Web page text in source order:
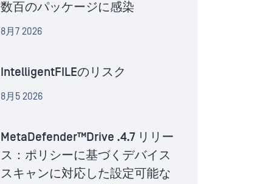
数百のパッケージに感染
8月7 2026
IntelligentFILEのリスク
8月5 2026
MetaDefender™Drive .4.7 リリー
ス：ポリシーに基づくデバイス
スキャンに対応した設定可能な